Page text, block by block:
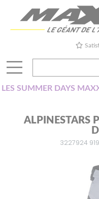
LES SUMMER DAYS
ALPINESTARS
3227924